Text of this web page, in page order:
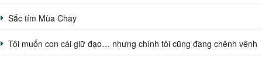
Sắc tím Mùa Chay
Tôi muốn con cái giữ đạo… nhưng chính tôi cũng đang chênh vênh